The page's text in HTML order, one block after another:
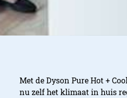
Met de Dyson Pure Hot +
nu zelf het klimaat in huis